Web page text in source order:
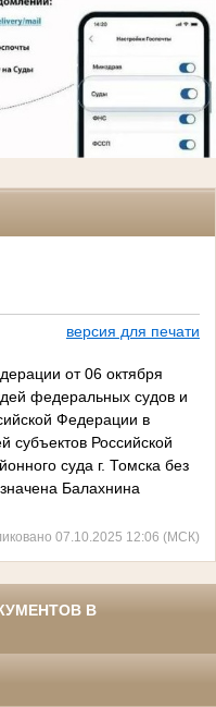
версия для печати
от 06 октября
федеральных судов и
Федерации в
субъектов Российской
суда г. Томска без
Балахнина
07.10.2025 12:06 (МСК)
В